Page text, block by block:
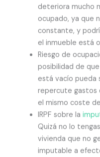
deteriora mucho
ocupado, ya que
constante, y
el inmueble está
Riesgo de
posibilidad de
está vacío pueda
repercute gastos
el mismo coste
IRPF sobre la
Quizá no lo
vivienda que no
imputable a